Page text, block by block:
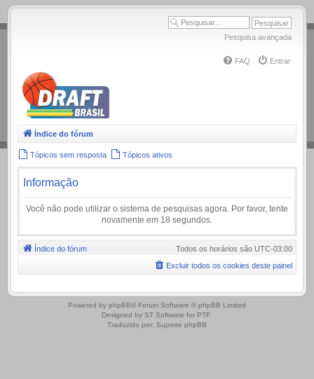
.
Pesquisa avançada
FAQ Entrar
Índice do fórum
Tópicos sem resposta Tópicos ativos
Informação
Você não pode utilizar o sistema de pesquisas agora. Por favor, tente
novamente em 18 segundos.
Índice do fórum Todos os horários são UTC-03:00
Excluir todos os cookies deste painel
.
Powered by phpBB® Forum Software © phpBB Limited
Designed by ST Software for PTF
Traduzido por: Suporte phpBB